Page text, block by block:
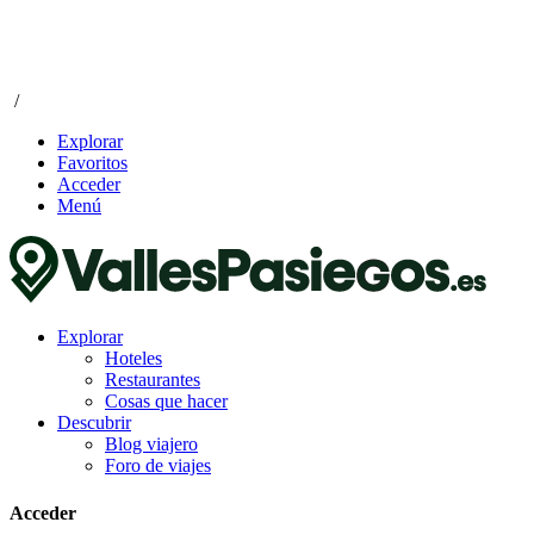
/
Explorar
Favoritos
Acceder
Menú
Explorar
Hoteles
Restaurantes
Cosas que hacer
Descubrir
Blog viajero
Foro de viajes
Acceder